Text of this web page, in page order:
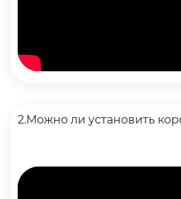
2.Можно ли установить